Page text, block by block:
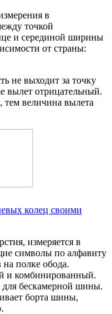
в
точкой
и серединой ширины
от страны:
не выходит за точку
вылет отрицательный.
тем величина вылета
колец своими
измеряется в
символы по алфавиту
полке обода.
и комбинированный.
бескамерной шины.
борта шины,